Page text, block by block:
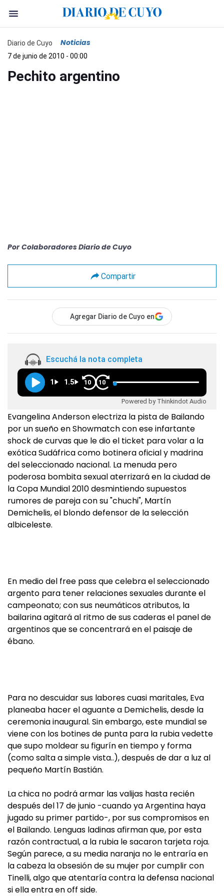
Diario de Cuyo Noticias
7 de junio de 2010 - 00:00
Pechito argentino
Por Colaboradores Diario de Cuyo
Compartir
Agregar Diario de Cuyo en
Escuchá la nota completa
1 1.5 10 10
Powered by Thinkindot Audio
Evangelina Anderson electriza la pista de Bailando
por un sueño en Showmatch con ese infartante
shock de curvas que le dio el ticket para volar a la
exótica Sudáfrica como botinera oficial y madrina
del seleccionado nacional. La menuda pero
poderosa bombita sexual aterrizará en la ciudad de
la Copa Mundial 2010 desmintiendo supuestos
rumores de pareja con su "chuchi", Martín
Demichelis, el blondo defensor de la selección
albiceleste.
En medio del free pass que celebra el seleccionado
argento para tener relaciones sexuales durante el
campeonato; con sus neumáticos atributos, la
bailarina agitará al ritmo de sus caderas el panel de
argentinos que se concentrará en el paisaje de
ébano.
Para no descuidar sus labores cuasi maritales, Eva
planeaba hacer el aguante a Demichelis, desde la
ceremonia inaugural. Sin embargo, este mundial se
viene con los botines de punta para la rubia vedette
que supo moldear su figurín en tiempo y forma
(como salta a simple vista..), después de dar a luz al
pequeño Martín Bastián.
La chica no podrá armar las valijas hasta recién
después del 17 de junio -cuando ya Argentina haya
jugado su primer partido-, por sus compromisos en
el Bailando. Lenguas ladinas afirman que, por esta
razón contractual, a la rubia le sacaron tarjeta roja.
Según parece, a su media naranja no le entraría en
la cabeza la obsesión de su mujer por cumplir con
Tinelli, algo que atentaría contra la defensa nacional
si ella entra en off side.